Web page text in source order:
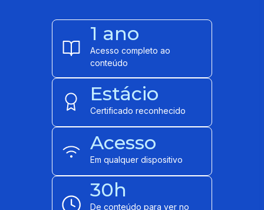
1 ano
Acesso completo ao
conteúdo
Estácio
Certificado reconhecido
Acesso
Em qualquer dispositivo
30h
De conteúdo para ver no